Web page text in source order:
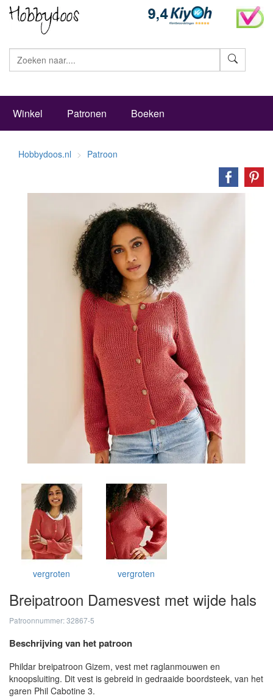
Winkel Patronen Boeken
Hobbydoos.nl Patroon
vergroten vergroten
Breipatroon Damesvest met wijde hals
Patroonnummer: 32867-5
Beschrijving van het patroon
Phildar breipatroon Gizem, vest met raglanmouwen en
knoopsluiting. Dit vest is gebreid in gedraaide boordsteek, van het
garen Phil Cabotine 3.